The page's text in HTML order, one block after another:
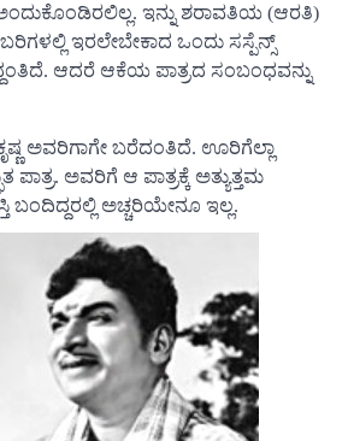
ಅಂದುಕೊಂಡಿರಲಿಲ್ಲ. ಇನ್ನು ಶರಾವತಿಯ (ಆರತಿ)
ಇರಲೇಬೇಕಾದ ಒಂದು ಸಸ್ಪೆನ್ಸ್‌
ಆದರೆ ಆಕೆಯ ಪಾತ್ರದ ಸಂಬಂಧವನ್ನು
ಅವರಿಗಾಗೇ ಬರೆದಂತಿದೆ. ಊರಿಗೆಲ್ಲಾ
ಅವರಿಗೆ ಆ ಪಾತ್ರಕ್ಕೆ ಅತ್ಯುತ್ತಮ
ಬಂದಿದ್ದರಲ್ಲಿ ಅಚ್ಚರಿಯೇನೂ ಇಲ್ಲ.